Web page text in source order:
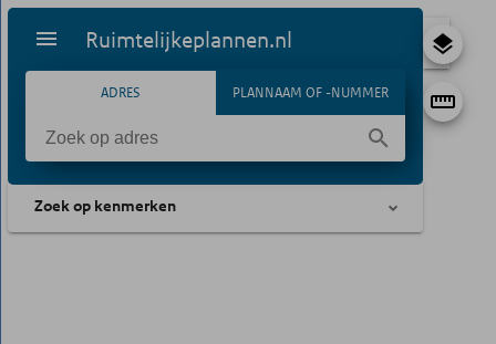
Ruimtelijkeplannen.nl
ADRES PLANNAAM OF -NUMMER
Zoek op kenmerken